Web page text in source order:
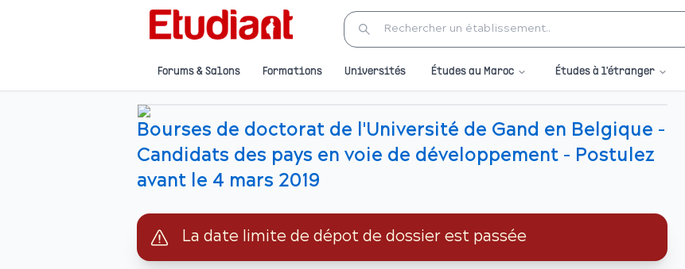
Forums & Salons Formations Universités Études au Maroc Études à l'étranger
Bourses de doctorat de l'Université de Gand en Belgique -
Candidats des pays en voie de développement - Postulez
avant le 4 mars 2019
La date limite de dépot de dossier est passée